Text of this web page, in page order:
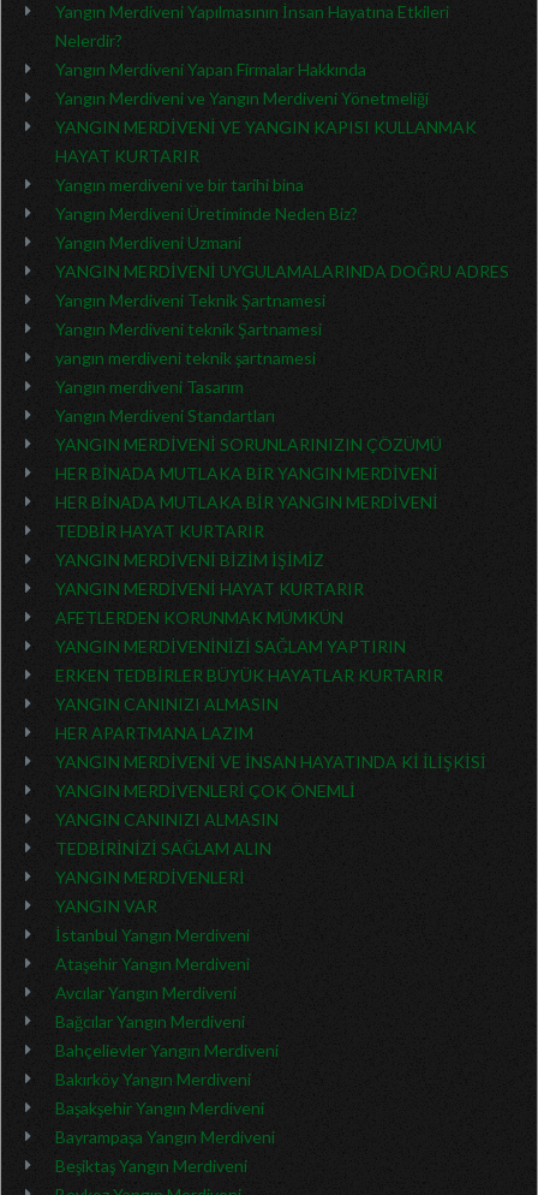
Yangın Merdiveni Yapılmasının İnsan Hayatına Etkileri
Nelerdir?
Yangın Merdiveni Yapan Firmalar Hakkında
Yangın Merdiveni ve Yangın Merdiveni Yönetmeliği
YANGIN MERDİVENİ VE YANGIN KAPISI KULLANMAK
HAYAT KURTARIR
Yangın merdiveni ve bir tarihi bina
Yangın Merdiveni Üretiminde Neden Biz?
Yangın Merdiveni Uzmani
YANGIN MERDİVENİ UYGULAMALARINDA DOĞRU ADRES
Yangın Merdiveni Teknik Şartnamesi
Yangın Merdiveni teknik Şartnamesi
yangın merdiveni teknik şartnamesi
Yangın merdiveni Tasarım
Yangın Merdiveni Standartları
YANGIN MERDİVENİ SORUNLARINIZIN ÇÖZÜMÜ
HER BİNADA MUTLAKA BİR YANGIN MERDİVENİ
HER BİNADA MUTLAKA BİR YANGIN MERDİVENİ
TEDBİR HAYAT KURTARIR
YANGIN MERDİVENİ BİZİM İŞİMİZ
YANGIN MERDİVENİ HAYAT KURTARIR
AFETLERDEN KORUNMAK MÜMKÜN
YANGIN MERDİVENİNİZİ SAĞLAM YAPTIRIN
ERKEN TEDBİRLER BÜYÜK HAYATLAR KURTARIR
YANGIN CANINIZI ALMASIN
HER APARTMANA LAZIM
YANGIN MERDİVENİ VE İNSAN HAYATINDA Kİ İLİŞKİSİ
YANGIN MERDİVENLERİ ÇOK ÖNEMLİ
YANGIN CANINIZI ALMASIN
TEDBİRİNİZİ SAĞLAM ALIN
YANGIN MERDİVENLERİ
YANGIN VAR
İstanbul Yangın Merdiveni
Ataşehir Yangın Merdiveni
Avcılar Yangın Merdiveni
Bağcılar Yangın Merdiveni
Bahçelievler Yangın Merdiveni
Bakırköy Yangın Merdiveni
Başakşehir Yangın Merdiveni
Bayrampaşa Yangın Merdiveni
Beşiktaş Yangın Merdiveni